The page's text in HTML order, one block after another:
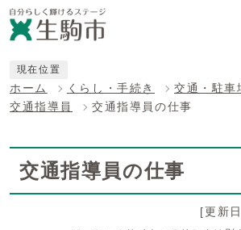
現在位置
ホーム くらし・手続き 交通・駐車
交通指導員
交通指導員の仕事
交通指導員の仕事
[更新